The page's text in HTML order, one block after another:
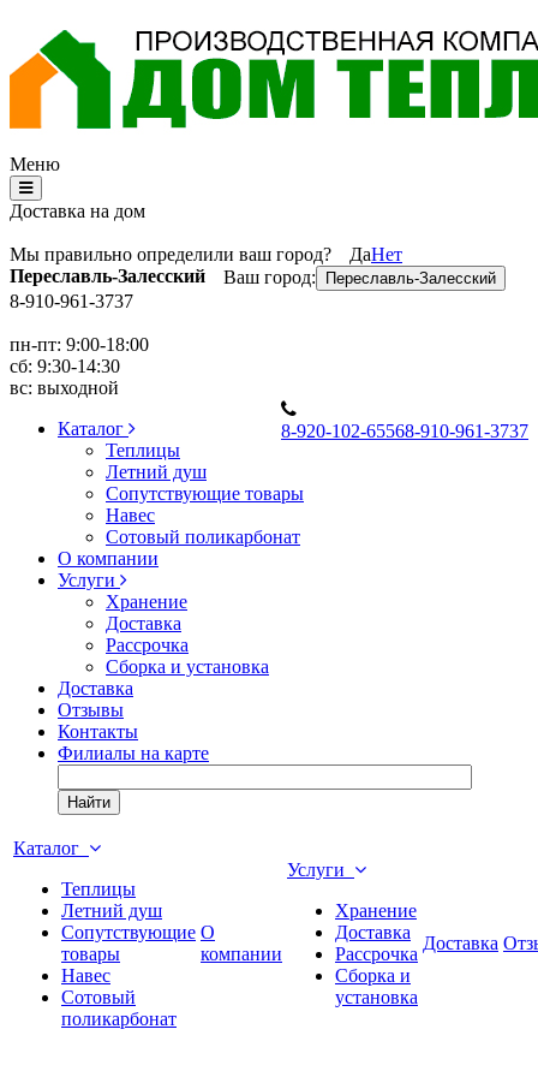
Меню
Доставка на дом
Мы правильно определили ваш город?
Переславль-Залесский
ДаНет
Ваш город:
Переславль-Залесский
8-910-961-3737
пн-пт: 9:00-18:00
сб: 9:30-14:30
вс: выходной
8-920-102-65568-910-961-3737
Каталог
Теплицы
Летний душ
Сопутствующие товары
Навес
Сотовый поликарбонат
О компании
Услуги
Хранение
Доставка
Рассрочка
Сборка и установка
Доставка
Отзывы
Контакты
Филиалы на карте
Найти
Каталог
Теплицы
Летний душ
Сопутствующие
товары
Навес
Сотовый
поликарбонат
О
компании
Услуги
Хранение
Доставка
Рассрочка
Сборка и
установка
Доставка